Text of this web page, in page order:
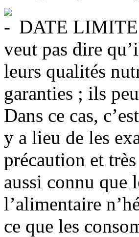
DATE LIMITE
veut pas dire
leurs qualités
garanties ; ils
Dans ce cas,
y a lieu de les
précaution et
aussi connu que
l’alimentaire
ce que les